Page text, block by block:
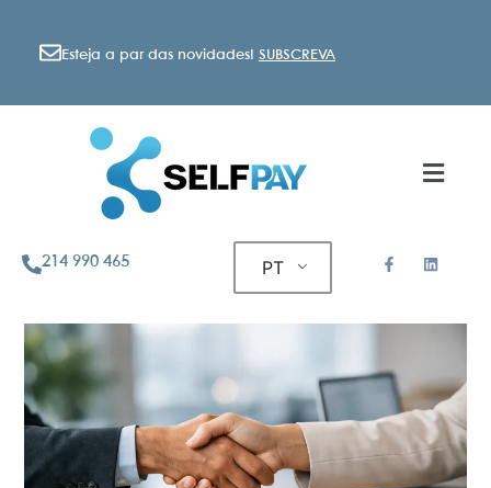
Esteja a par das novidades! SUBSCREVA
214 990 465 PT